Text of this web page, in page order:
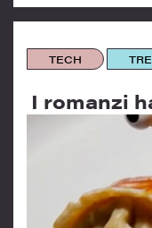
TECH
I romanzi